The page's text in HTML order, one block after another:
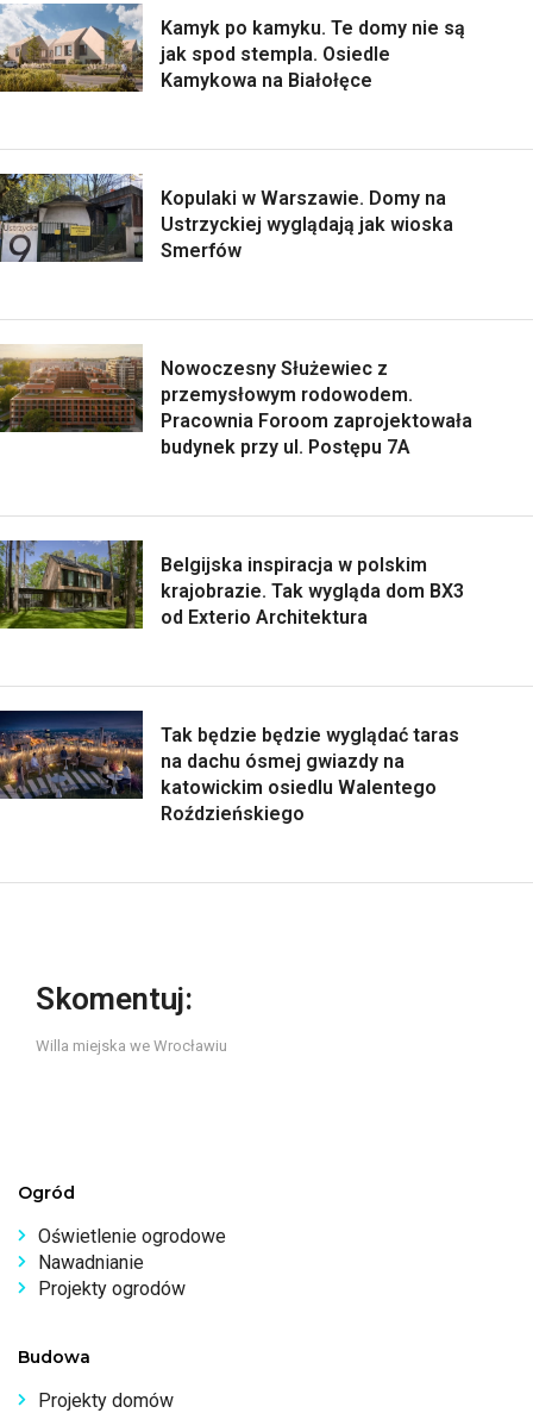
Kamyk po kamyku. Te domy nie są
jak spod stempla. Osiedle
Kamykowa na Białołęce
Kopulaki w Warszawie. Domy na
Ustrzyckiej wyglądają jak wioska
Smerfów
Nowoczesny Służewiec z
przemysłowym rodowodem.
Pracownia Foroom zaprojektowała
budynek przy ul. Postępu 7A
Belgijska inspiracja w polskim
krajobrazie. Tak wygląda dom BX3
od Exterio Architektura
Tak będzie będzie wyglądać taras
na dachu ósmej gwiazdy na
katowickim osiedlu Walentego
Roździeńskiego
Skomentuj:
Willa miejska we Wrocławiu
Ogród
Oświetlenie ogrodowe
Nawadnianie
Projekty ogrodów
Budowa
Projekty domów